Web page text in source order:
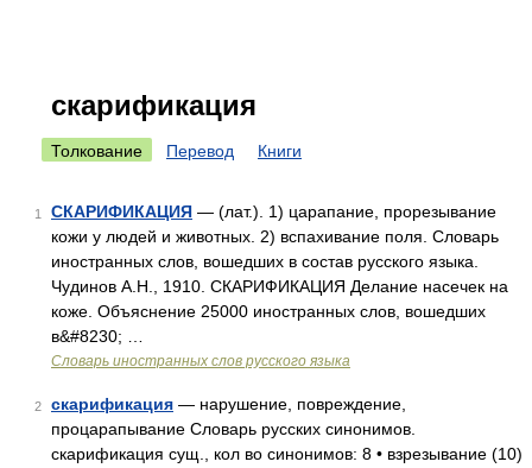
скарификация
Толкование Перевод Книги
1 СКАРИФИКАЦИЯ — (лат.). 1) царапание, прорезывание
кожи у людей и животных. 2) вспахивание поля. Словарь
иностранных слов, вошедших в состав русского языка.
Чудинов А.Н., 1910. СКАРИФИКАЦИЯ Делание насечек на
коже. Объяснение 25000 иностранных слов, вошедших
в&#8230; …
Словарь иностранных слов русского языка
2 скарификация — нарушение, повреждение,
процарапывание Словарь русских синонимов.
скарификация сущ., кол во синонимов: 8 • взрезывание (10)